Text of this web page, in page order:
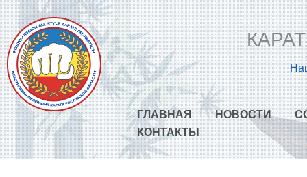
ГЛАВНАЯ НОВОСТИ
КОНТАКТЫ